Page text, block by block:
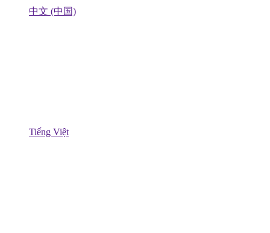
中文 (中国)
Tiếng Việt